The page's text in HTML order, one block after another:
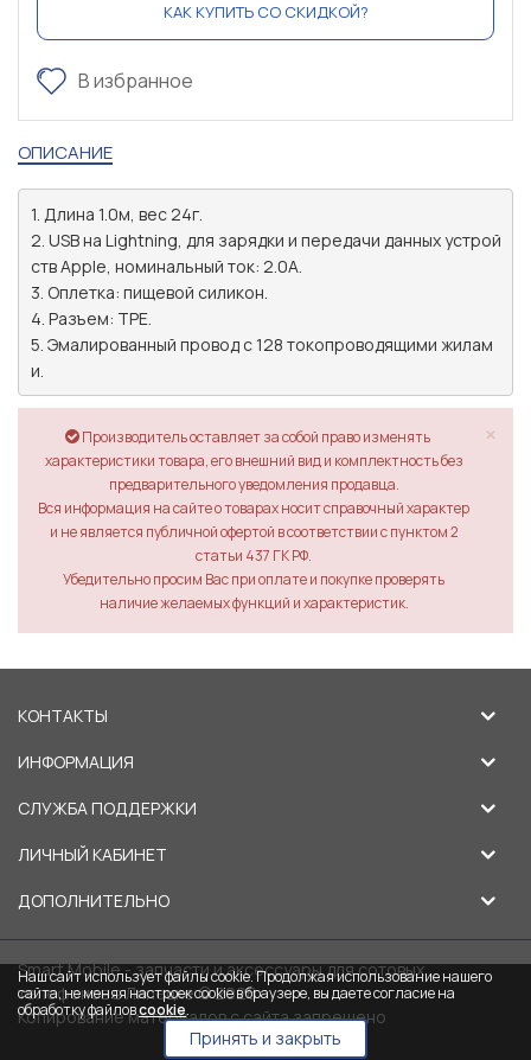
КАК КУПИТЬ СО СКИДКОЙ?
В избранное
ОПИСАНИЕ
1. Длина 1.0м, вес 24г.
2. USB на Lightning, для зарядки и передачи данных устрой
ств Apple, номинальный ток: 2.0A.
3. Оплетка: пищевой силикон.
4. Разъем: TPE.
5. Эмалированный провод с 128 токопроводящими жилам
и.
×
Производитель оставляет за собой право изменять
характеристики товара, его внешний вид и комплектность без
предварительного уведомления продавца.
Вся информация на сайте о товарах носит справочный характер
и не является публичной офертой в соответствии с пунктом 2
статьи 437 ГК РФ.
Убедительно просим Вас при оплате и покупке проверять
наличие желаемых функций и характеристик.
КОНТАКТЫ
ИНФОРМАЦИЯ
СЛУЖБА ПОДДЕРЖКИ
ЛИЧНЫЙ КАБИНЕТ
ДОПОЛНИТЕЛЬНО
Smart Mobile - запчасти и аксессуары для сотовых
телефонов в Липецке © 2026
Копирование материалов с сайта запрещено
Наш сайт использует файлы cookie. Продолжая использование нашего
сайта, не меняя настроек cookie в браузере, вы даете согласие на
обработку файловcookie.
Принять и закрыть